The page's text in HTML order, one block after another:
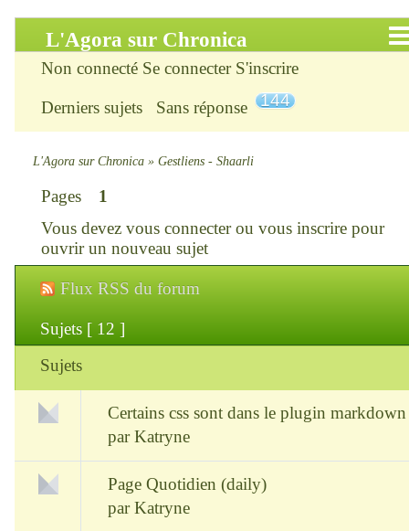
L'Agora sur Chronica
Accueil
Infos
Chercher
S’inscrire
Connexion
Chronica : le site
ChroniKat : les liens
CONTACT
Non connecté Se connecter S'inscrire
Derniers sujets Sans réponse 144
L'Agora sur Chronica »Gestliens - Shaarli
Pages
1
Vous devez vous connecterou vous inscrirepour
ouvrir un nouveau sujet
Flux RSS du forum
Sujets [ 12 ]
Sujets
Certains css sont dans le plugin markdown
parKatryne
Page Quotidien (daily)
parKatryne